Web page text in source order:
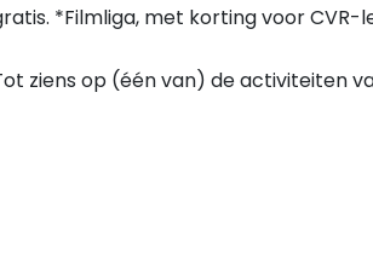
*Filmliga, met korting voor CVR-
ziens op (één van) de activiteiten